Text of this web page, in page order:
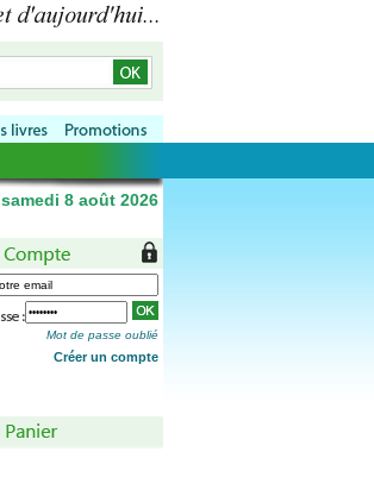
Mot de passe oublié
Créer un compte
samedi 8 août 2026